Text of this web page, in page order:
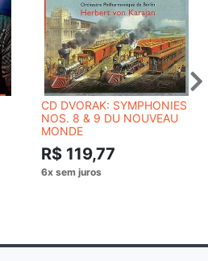
CD DVORAK: SYMPHONIES
NOS. 8 & 9 DU NOUVEAU
MONDE
R$ 119,77